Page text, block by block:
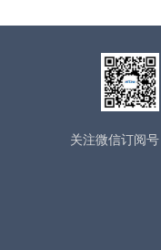
关注微信订阅号